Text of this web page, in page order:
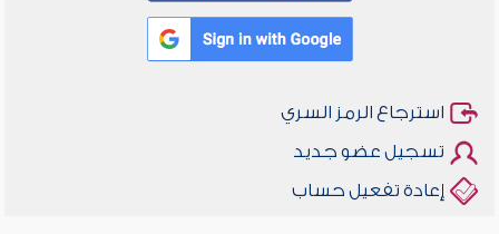
استرجاع الرمز السري
تسجيل عضو جديد
إعادة تفعيل حساب